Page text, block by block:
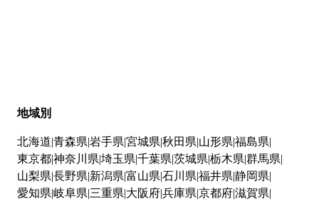
地域別
北海道 青森県 岩手県 宮城県 秋田県 山形県 福島県
東京都神奈川県 埼玉県 千葉県 茨城県 栃木県 群馬県
山梨県 長野県 新潟県 富山県 石川県 福井県 静岡県
愛知県 岐阜県 三重県 大阪府兵庫県 京都府滋賀県